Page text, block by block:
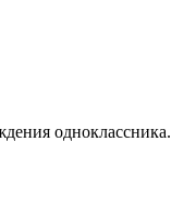
одноклассника.